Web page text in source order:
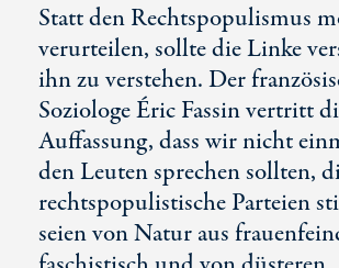
Statt den Rechtspopulismus
verurteilen, sollte die Linke
ihn zu verstehen. Der
Soziologe Éric Fassin vertritt
Auffassung, dass wir nicht
den Leuten sprechen sollten,
rechtspopulistische Parteien
seien von Natur aus